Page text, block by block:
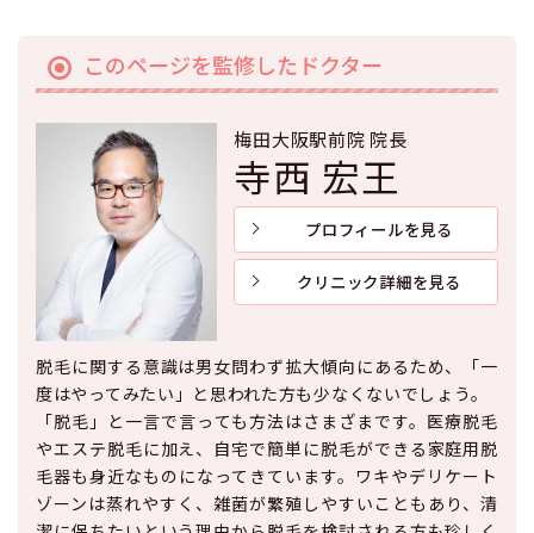
このページを監修したドクター
梅田大阪駅前院 院長
寺西 宏王
プロフィールを見る
クリニック詳細を見る
脱毛に関する意識は男女問わず拡大傾向にあるため、「一
度はやってみたい」と思われた方も少なくないでしょう。
「脱毛」と一言で言っても方法はさまざまです。医療脱毛
やエステ脱毛に加え、自宅で簡単に脱毛ができる家庭用脱
毛器も身近なものになってきています。ワキやデリケート
ゾーンは蒸れやすく、雑菌が繁殖しやすいこともあり、清